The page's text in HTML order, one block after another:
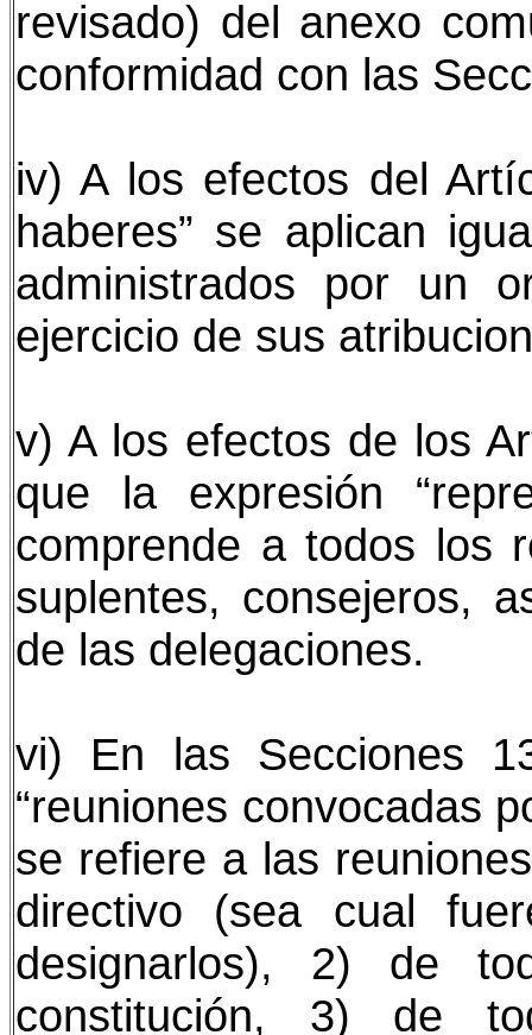
revisado) del anexo
conformidad con las
iv) A los efectos del
haberes” se aplican
administrados por un
ejercicio de sus
v) A los efectos de los
que la expresión
comprende a todos los
suplentes, consejeros,
de las delegaciones.
vi) En las Secciones
“reuniones convocadas
se refiere a las
directivo (sea cual
designarlos), 2) de
constitución, 3) de